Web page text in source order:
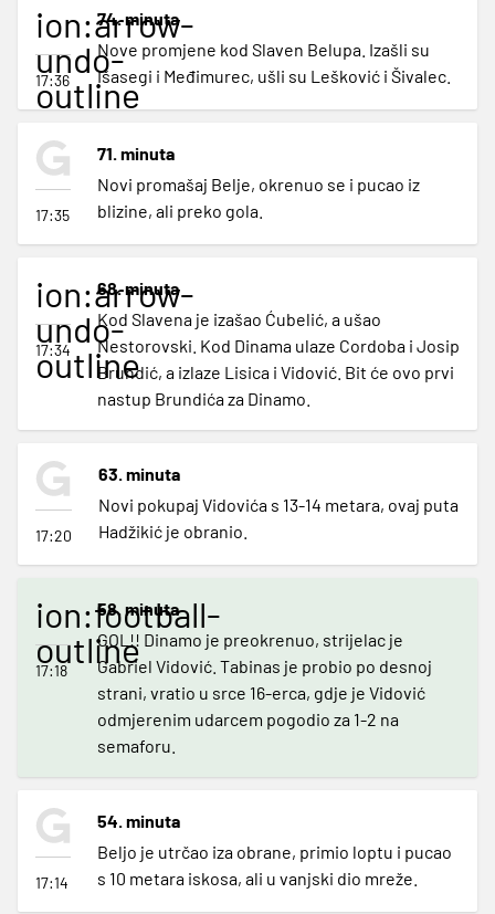
ion:arrow-
undo-
outline
17:36
74. minuta
Nove promjene kod Slaven Belupa. Izašli su
Išasegi i Međimurec, ušli su Lešković i Šivalec.
17:35
71. minuta
Novi promašaj Belje, okrenuo se i pucao iz
blizine, ali preko gola.
ion:arrow-
undo-
outline
17:34
68. minuta
Kod Slavena je izašao Ćubelić, a ušao
Nestorovski. Kod Dinama ulaze Cordoba i Josip
Brundić, a izlaze Lisica i Vidović. Bit će ovo prvi
nastup Brundića za Dinamo.
17:20
63. minuta
Novi pokupaj Vidovića s 13-14 metara, ovaj puta
Hadžikić je obranio.
ion:football-
outline
17:18
58. minuta
GOL!! Dinamo je preokrenuo, strijelac je
Gabriel Vidović. Tabinas je probio po desnoj
strani, vratio u srce 16-erca, gdje je Vidović
odmjerenim udarcem pogodio za 1-2 na
semaforu.
17:14
54. minuta
Beljo je utrčao iza obrane, primio loptu i pucao
s 10 metara iskosa, ali u vanjski dio mreže.